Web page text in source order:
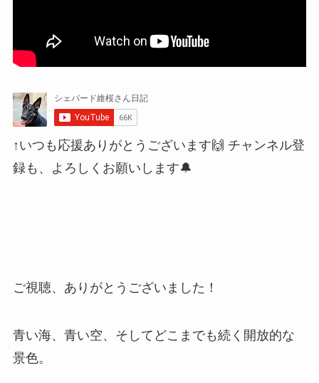
↑いつも応援ありがとうございます🙌 チャンネル登
録も、よろしくお願いします🔔
ご視聴、ありがとうございました！
青い海、青い空、そしてどこまでも続く開放的な
景色。